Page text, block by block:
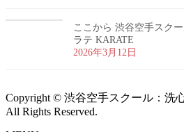
ここから 渋谷空手スク
ラテ KARATE
2026年3月12日
Copyright © 渋谷空手スクール：洗
All Rights Reserved.